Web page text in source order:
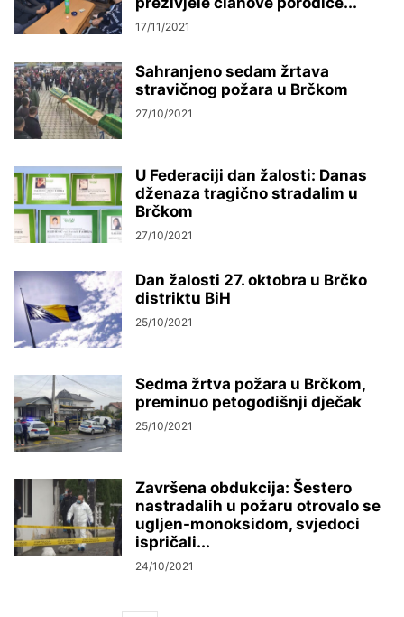
17/11/2021
Sahranjeno sedam žrtava
stravičnog požara u Brčkom
27/10/2021
U Federaciji dan žalosti: Danas
dženaza tragično stradalim u
Brčkom
27/10/2021
Dan žalosti 27. oktobra u Brčko
distriktu BiH
25/10/2021
Sedma žrtva požara u Brčkom,
preminuo petogodišnji dječak
25/10/2021
Završena obdukcija: Šestero
nastradalih u požaru otrovalo se
ugljen-monoksidom, svjedoci
ispričali...
24/10/2021